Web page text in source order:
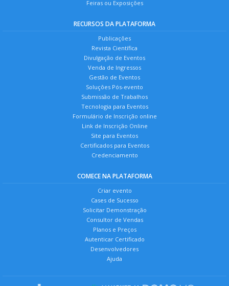
Feiras ou Exposições
RECURSOS DA PLATAFORMA
Publicações
Revista Científica
Divulgação de Eventos
Venda de Ingressos
Gestão de Eventos
Soluções Pós-evento
Submissão de Trabalhos
Tecnologia para Eventos
Formulário de Inscrição online
Link de Inscrição Online
Site para Eventos
Certificados para Eventos
Credenciamento
COMECE NA PLATAFORMA
Criar evento
Cases de Sucesso
Solicitar Demonstração
Consultor de Vendas
Planos e Preços
Autenticar Certificado
Desenvolvedores
Ajuda